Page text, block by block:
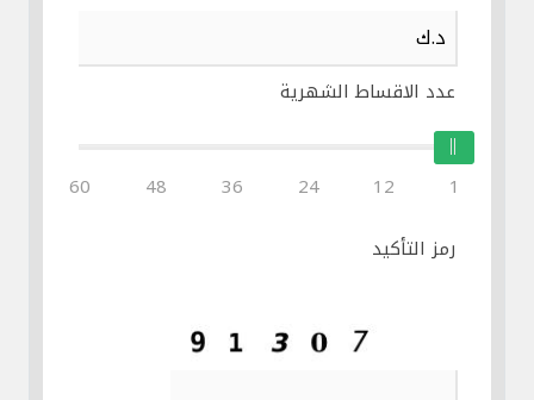
عدد الاقساط الشهرية
1
12
24
36
48
60
رمز التأكيد